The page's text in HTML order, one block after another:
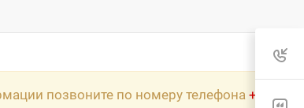
позвоните по номеру телефона +7